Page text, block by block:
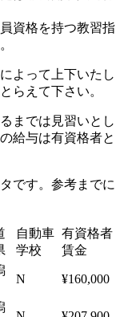
資格を持つ教習指
よって上下いたし
らえて下さい。
までは見習いとし
給与は有資格者と
です。参考までに
自動車
学校
有資格者
賃金
N ¥160,000